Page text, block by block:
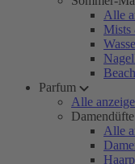
Alle
Mists
Parfum
Alle
Damendüfte
Alle